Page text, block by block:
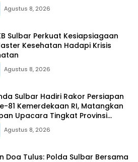
Agustus 8, 2026
Sulbar Perkuat Kesiapsiagaan
Kesehatan Hadapi Krisis
Agustus 8, 2026
Sulbar Hadiri Rakor Persiapan
81 Kemerdekaan RI, Matangkan
Upacara Tingkat Provinsi
Barat
Agustus 8, 2026
Doa Tulus: Polda Sulbar Bersama